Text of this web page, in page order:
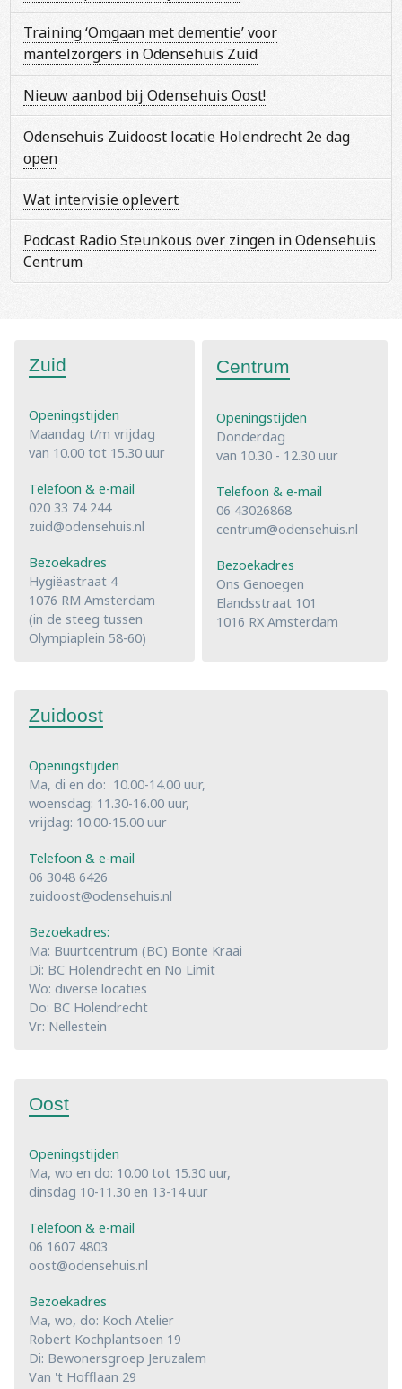
Training ‘Omgaan met dementie’ voor
mantelzorgers in Odensehuis Zuid
Nieuw aanbod bij Odensehuis Oost!
Odensehuis Zuidoost locatie Holendrecht 2e dag
open
Wat intervisie oplevert
Podcast Radio Steunkous over zingen in Odensehuis
Centrum
Zuid
Openingstijden
Maandag t/m vrijdag
van 10.00 tot 15.30 uur
Telefoon & e-mail
020 33 74 244
zuid@odensehuis.nl
Bezoekadres
Hygiëastraat 4
1076 RM Amsterdam
(in de steeg tussen
Olympiaplein 58-60)
Centrum
Openingstijden
Donderdag
van 10.30 - 12.30 uur
Telefoon & e-mail
06 43026868
centrum@odensehuis.nl
Bezoekadres
Ons Genoegen
Elandsstraat 101
1016 RX Amsterdam
Zuidoost
Openingstijden
Ma, di en do: 10.00-14.00 uur,
woensdag: 11.30-16.00 uur,
vrijdag: 10.00-15.00 uur
Telefoon & e-mail
06 3048 6426
zuidoost@odensehuis.nl
Bezoekadres:
Ma: Buurtcentrum (BC) Bonte Kraai
Di: BC Holendrecht en No Limit
Wo: diverse locaties
Do: BC Holendrecht
Vr: Nellestein
Oost
Openingstijden
Ma, wo en do: 10.00 tot 15.30 uur,
dinsdag 10-11.30 en 13-14 uur
Telefoon & e-mail
06 1607 4803
oost@odensehuis.nl
Bezoekadres
Ma, wo, do: Koch Atelier
Robert Kochplantsoen 19
Di: Bewonersgroep Jeruzalem
Van 't Hofflaan 29